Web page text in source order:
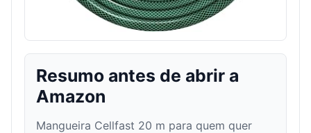
Resumo antes de abrir a
Amazon
Mangueira Cellfast 20 m para quem quer